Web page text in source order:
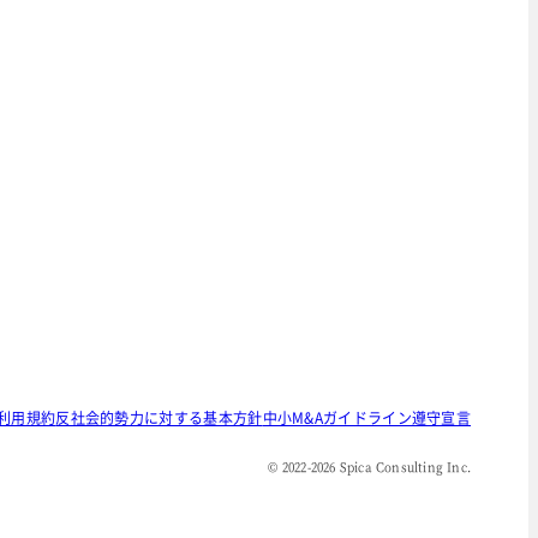
用規約反社会的勢力に対する基本方針中小M&Aガイドライン遵守宣言
© 2022-2026 Spica Consulting Inc.